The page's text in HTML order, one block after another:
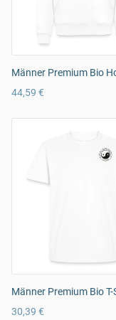
Männer Premium Bio
44,59 €
Männer Premium Bio T-
30,39 €